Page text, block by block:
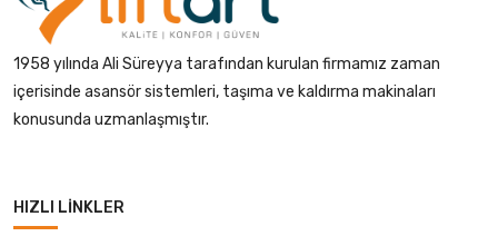
1958 yılında Ali Süreyya tarafından kurulan firmamız zaman
içerisinde asansör sistemleri, taşıma ve kaldırma makinaları
konusunda uzmanlaşmıştır.
HIZLI LINKLER